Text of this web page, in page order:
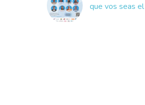
que vos seas el